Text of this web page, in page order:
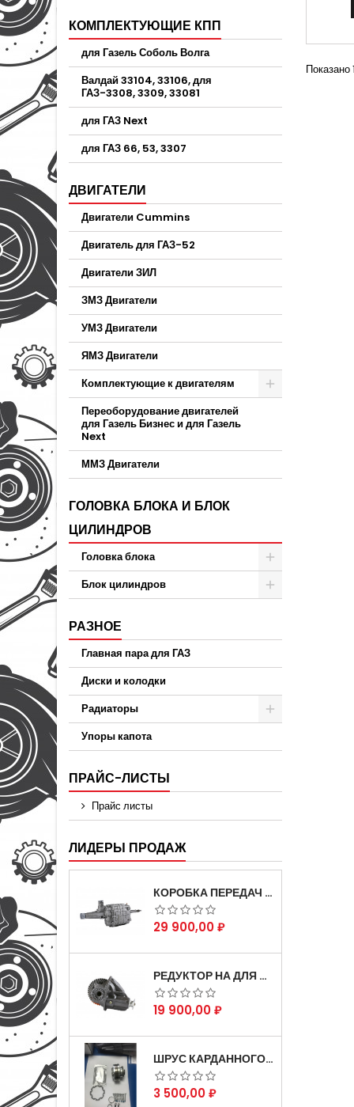
КОМПЛЕКТУЮЩИЕ КПП
для Газель Соболь Волга
Валдай 33104, 33106, для
ГАЗ-3308, 3309, 33081
для ГАЗ Next
для ГАЗ 66, 53, 3307
ДВИГАТЕЛИ
Двигатели Cummins
Двигатель для ГАЗ-52
Двигатели ЗИЛ
ЗМЗ Двигатели
УМЗ Двигатели
ЯМЗ Двигатели
Комплектующие к двигателям
Переоборудование двигателей
для Газель Бизнес и для Газель
Next
ММЗ Двигатели
ГОЛОВКА БЛОКА И БЛОК
ЦИЛИНДРОВ
Головка блока
Блок цилиндров
РАЗНОЕ
Главная пара для ГАЗ
Диски и колодки
Радиаторы
Упоры капота
ПРАЙС-ЛИСТЫ
Прайс листы
ЛИДЕРЫ ПРОДАЖ
КОРОБКА ПЕРЕДАЧ НА ДЛЯ АВТОМОБИЛЯ ГАЗЕЛЬ 3302 АРТИКУЛ 3302-1700010 (УСИЛЕННАЯ)
Цена
29 900,00 ₽
РЕДУКТОР НА ДЛЯ АВТОМОБИЛЯ ГАЗЕЛЬ СКОРОСТНОЙ 12Х43 ЗУБ
Цена
19 900,00 ₽
ШРУС КАРДАННОГО ВАЛА СОБОЛЬ ДЛЯ АВТОМОБИЛЯ ГАЗЕЛЬ 4Х4
Цена
3 500,00 ₽
Показано